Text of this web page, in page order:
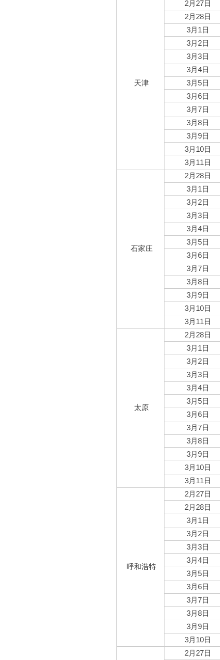
天津
2月27日
2月28日
3月1日
3月2日
3月3日
3月4日
3月5日
3月6日
3月7日
3月8日
3月9日
3月10日
3月11日
石家庄
2月28日
3月1日
3月2日
3月3日
3月4日
3月5日
3月6日
3月7日
3月8日
3月9日
3月10日
3月11日
太原
2月28日
3月1日
3月2日
3月3日
3月4日
3月5日
3月6日
3月7日
3月8日
3月9日
3月10日
3月11日
呼和浩特
2月27日
2月28日
3月1日
3月2日
3月3日
3月4日
3月5日
3月6日
3月7日
3月8日
3月9日
3月10日
2月27日